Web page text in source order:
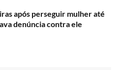
após perseguir mulher até
denúncia contra ele